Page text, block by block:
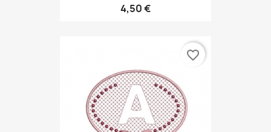
4,50 €
favorite_border